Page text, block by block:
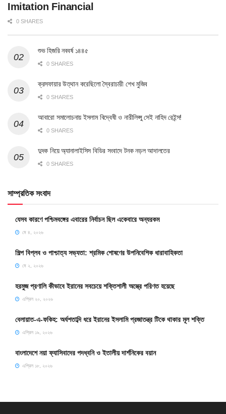
Imitation Financial
0 SHARES
শুভ হিজরি নববর্ষ ১৪৪৫
0 SHARES
ক্রসফায়ার উত্থান করেছিলো স্বৈরাচারী শেখ মুজিব
0 SHARES
আবারো সমালোচনায় ইসলাম বিদ্বেষী ও নারীলিপ্সু সেই নাহিদ রেইন্স!
0 SHARES
দুদক নিয়ে অ্যানালাইসিস বিডির সংবাদে টনক নড়ল আদালতের
0 SHARES
সাম্প্রতিক সংবাদ
যেসব কারণে পশ্চিমবঙ্গের এবারের নির্বাচন ছিল একেবারে অন্যরকম
মে ৪, ২০২৬
শিল্প বিপ্লব ও পাশ্চাত্য সভ্যতা: শ্রমিক শোষণের উপনিবেশিক ধারাবাহিকতা
মে ২, ২০২৬
হরমুজ প্রণালি কীভাবে ইরানের সবচেয়ে শক্তিশালী অস্ত্রে পরিণত হয়েছে
এপ্রিল ২০, ২০২৬
বেলায়াত-এ-ফকিহ: অর্ধশতাব্দি ধরে ইরানের ইসলামি প্রজাতন্ত্র টিকে থাকার মূল শক্তি
এপ্রিল ১৯, ২০২৬
বাংলাদেশে নয়া ফ্যাসিবাদের পদধ্বনি ও ইতালীয় দার্শনিকের বয়ান
এপ্রিল ১৮, ২০২৬